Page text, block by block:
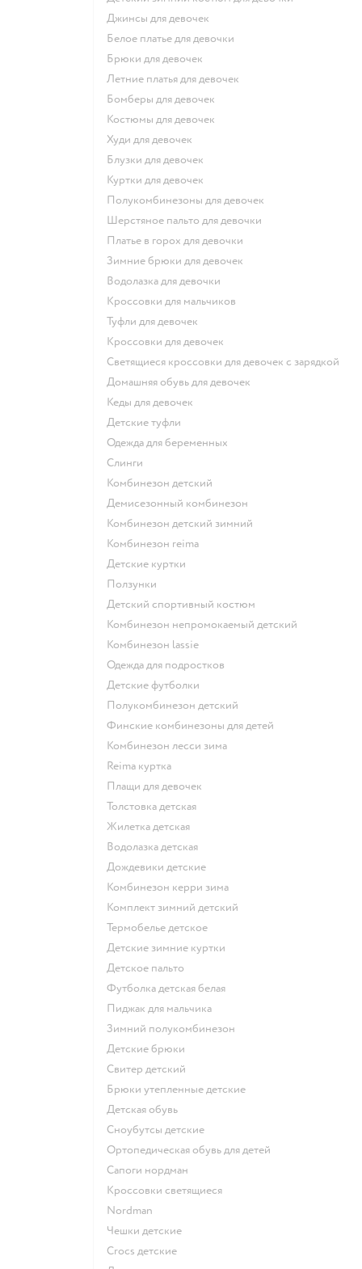
Джинсы для девочек
Белое платье для девочки
Брюки для девочек
Летние платья для девочек
Бомберы для девочек
Костюмы для девочек
Худи для девочек
Блузки для девочек
Куртки для девочек
Полукомбинезоны для девочек
Шерстяное пальто для девочки
Платье в горох для девочки
Зимние брюки для девочек
Водолазка для девочки
Кроссовки для мальчиков
Туфли для девочек
Кроссовки для девочек
Светящиеся кроссовки для девочек с зарядкой
Домашняя обувь для девочек
Кеды для девочек
Детские туфли
Одежда для беременных
Слинги
Комбинезон детский
Демисезонный комбинезон
Комбинезон детский зимний
Комбинезон reima
Детские куртки
Ползунки
Детский спортивный костюм
Комбинезон непромокаемый детский
Комбинезон lassie
Одежда для подростков
Детские футболки
Полукомбинезон детский
Финские комбинезоны для детей
Комбинезон лесси зима
Reima куртка
Плащи для девочек
Толстовка детская
Жилетка детская
Водолазка детская
Дождевики детские
Комбинезон керри зима
Комплект зимний детский
Термобелье детское
Детские зимние куртки
Детское пальто
Футболка детская белая
Пиджак для мальчика
Зимний полукомбинезон
Детские брюки
Свитер детский
Брюки утепленные детские
Детская обувь
Сноубутсы детские
Ортопедическая обувь для детей
Сапоги нордман
Кроссовки светящиеся
Nordman
Чешки детские
Crocs детские